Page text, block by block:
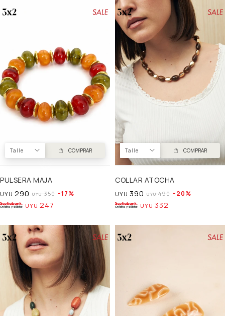
Talle COMPRAR
PULSERA MAJA
UYU 290 UYU 350 17
UYU 247
Talle COMPRAR
COLLAR ATOCHA
UYU 390 UYU 490 20
UYU 332